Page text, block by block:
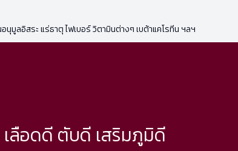
นุมูลอิสระ แร่ธาตุ ไฟเบอร์ วิตามินต่างๆ เบต้าแคโรทีน ฯลฯ
เลือดดี ตับดี เสริมภูมิดี